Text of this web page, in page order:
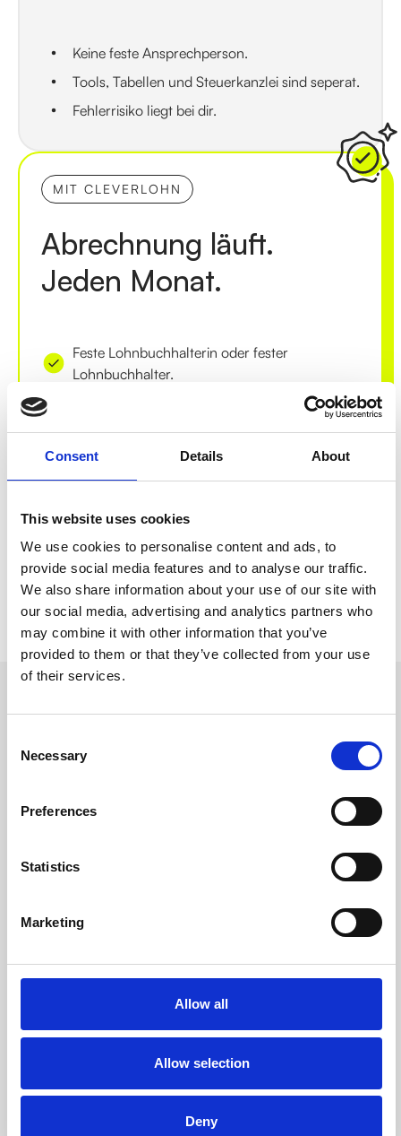
Consent Details About
This website uses cookies
We use cookies to personalise content and ads, to
provide social media features and to analyse our traffic.
We also share information about your use of our site with
our social media, advertising and analytics partners who
may combine it with other information that you’ve
provided to them or that they’ve collected from your use
of their services.
Selection
Necessary
Preferences
Statistics
Marketing
Allow all
Allow selection
Deny
Keine feste Ansprechperson.
Tools, Tabellen und Steuerkanzlei sind seperat.
Fehlerrisiko liegt bei dir.
MIT CLEVERLOHN
Abrechnung läuft.
Jeden Monat.
Feste Lohnbuchhalterin oder fester
Lohnbuchhalter.
Lohnabrechnungen werden geprüft, um
Fehler auszuschließen.
Buche jetzt eine kostenlose Beratung
Buche jetzt eine kostenlose Beratung
Jetzt testen
Jetzt testen
Integrationen
Für alle, die ein gutes
Team beschäftigen.
Ob Unternehmen, Start-up oder Steuerberatungskanzlei.
cleverlohn passt sich deiner Situation an.
Unternehmen
SAGT